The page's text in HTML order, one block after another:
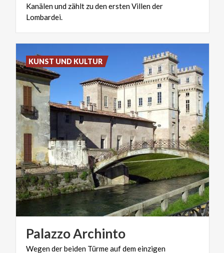
Kanälen und zählt zu den ersten Villen der
Lombardei.
PalazzoArchinto
Wegenderbeiden Türmeaufdemeinzigen
KUNST UND KULTUR